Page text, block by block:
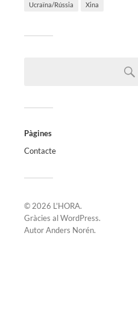
Ucraïna/Rússia Xina
Pàgines
Contacte
© 2026 L'HORA.
Gràcies alWordPress.
AutorAnders Norén.